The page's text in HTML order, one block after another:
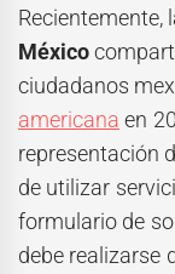
Recientemente,
México
ciudadanos
americana en
representación
de utilizar
formulario de
debe realizarse